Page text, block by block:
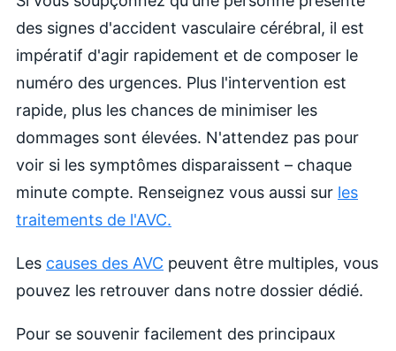
des signes d'accident vasculaire cérébral, il est
impératif d'agir rapidement et de composer le
numéro des urgences. Plus l'intervention est
rapide, plus les chances de minimiser les
dommages sont élevées. N'attendez pas pour
voir si les symptômes disparaissent – chaque
minute compte. Renseignez vous aussi sur les
traitements de l'AVC.
Les causes des AVC peuvent être multiples, vous
pouvez les retrouver dans notre dossier dédié.
Pour se souvenir facilement des principaux